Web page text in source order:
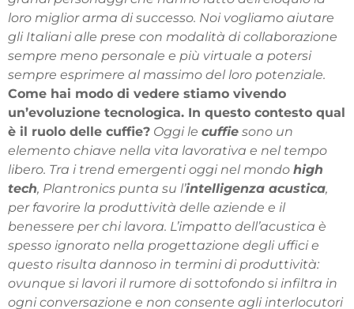
loro miglior arma di successo. Noi vogliamo aiutare
gli Italiani alle prese con modalità di collaborazione
sempre meno personale e più virtuale a potersi
sempre esprimere al massimo del loro potenziale.
Come hai modo di vedere stiamo vivendo
un’evoluzione tecnologica. In questo contesto qual
è il ruolo delle cuffie? Oggi le cuffie sono un
elemento chiave nella vita lavorativa e nel tempo
libero. Tra i trend emergenti oggi nel mondo high
tech, Plantronics punta su l’intelligenza acustica,
per favorire la produttività delle aziende e il
benessere per chi lavora. L’impatto dell’acustica è
spesso ignorato nella progettazione degli uffici e
questo risulta dannoso in termini di produttività:
ovunque si lavori il rumore di sottofondo si infiltra in
ogni conversazione e non consente agli interlocutori